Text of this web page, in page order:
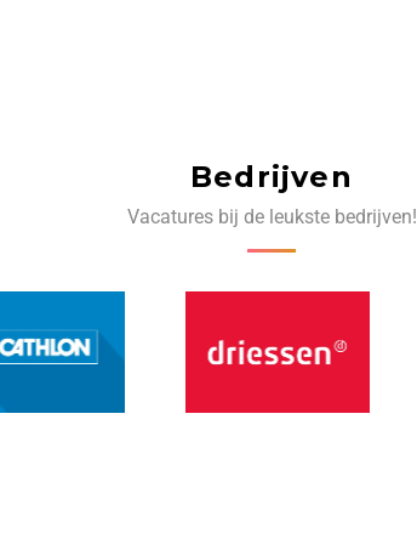
Bedrijven
Vacatures bij de leukste bedrijven!